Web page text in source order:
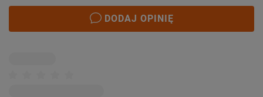
DODAJ OPINIĘ